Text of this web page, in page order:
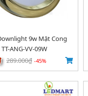
9w Mặt Cong
ANG-VV-09W
289.000₫ -45%